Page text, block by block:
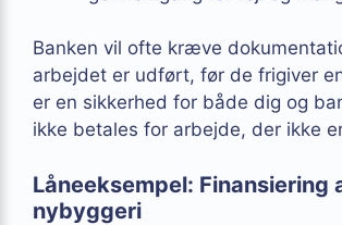
Banken vil ofte kræve
arbejdet er udført, før de frigiver
er en sikkerhed for både dig og
ikke betales for arbejde, der ikke
Låneeksempel: Finansiering
nybyggeri